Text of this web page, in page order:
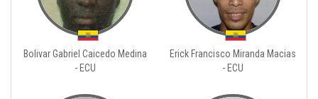
Bolivar Gabriel Caicedo Medina
- ECU
Erick Francisco Miranda Macias
- ECU